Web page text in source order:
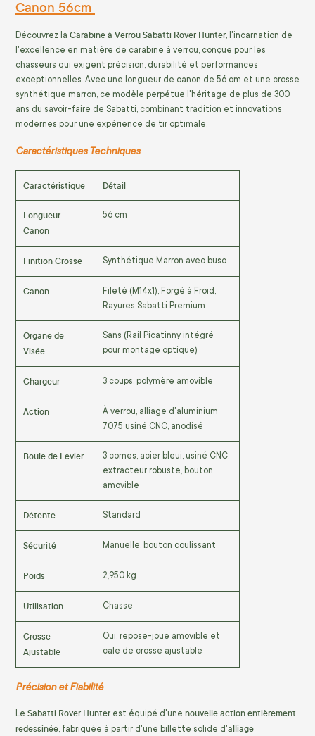
Canon 56cm
Découvrez la Carabine à Verrou Sabatti Rover Hunter, l'incarnation de
l'excellence en matière de carabine à verrou, conçue pour les
chasseurs qui exigent précision, durabilité et performances
exceptionnelles. Avec une longueur de canon de 56 cm et une crosse
synthétique marron, ce modèle perpétue l'héritage de plus de 300
ans du savoir-faire de Sabatti, combinant tradition et innovations
modernes pour une expérience de tir optimale.
Caractéristiques Techniques
Caractéristique Détail
Longueur
Canon
56 cm
Finition Crosse Synthétique Marron avec busc
Canon
Fileté (M14x1), Forgé à Froid,
Rayures Sabatti Premium
Organe de
Visée
Sans (Rail Picatinny intégré
pour montage optique)
Chargeur 3 coups, polymère amovible
Action
À verrou, alliage d'aluminium
7075 usiné CNC, anodisé
Boule de Levier
3 cornes, acier bleui, usiné CNC,
extracteur robuste, bouton
amovible
Détente Standard
Sécurité Manuelle, bouton coulissant
Poids 2,950 kg
Utilisation Chasse
Crosse
Ajustable
Oui, repose-joue amovible et
cale de crosse ajustable
Précision et Fiabilité
Le Sabatti Rover Hunter est équipé d'une nouvelle action entièrement
redessinée, fabriquée à partir d'une billette solide d'alliage